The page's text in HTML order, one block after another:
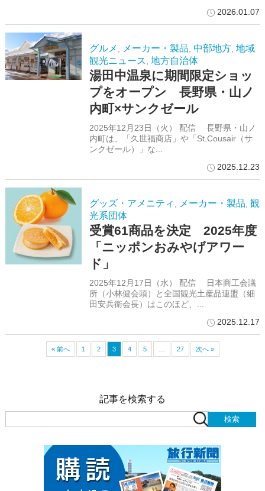
2026.01.07
グルメ メーカー・製品 中部地方, 地域
観光ニュース 地方自治体
湯田中温泉に期間限定ショッ
プをオープン 長野県・山ノ
内町×サンクゼール
2025年12月23日（火） 配信 長野県・山ノ
内町は、「久世福商店」や「St.Cousair（サ
ンクゼール）」な...
2025.12.23
グッズ・アメニティ メーカー・製品 観
光系団体
受賞61商品を決定 2025年度
「ニッポンおみやげアワー
ド」
2025年12月17日（水） 配信 日本商工会議
所（小林健会頭）と全国観光土産品連盟（細
田安兵衛会長）はこのほど、...
2025.12.17
« 前へ 1 2 3 4 5 27 次へ »
記事を検索する